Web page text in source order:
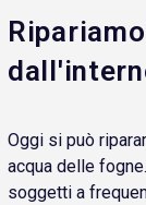
Oggi si può
acqua delle
soggetti a